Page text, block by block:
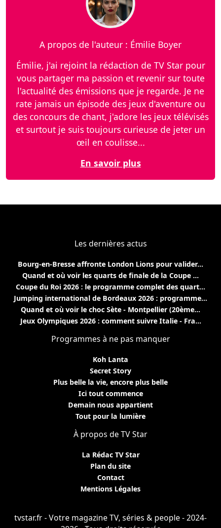
A propos de l'auteur : Émilie Boyer
Émilie, j'ai rejoint la rédaction de TV Star pour
vous partager ma passion et revenir sur toute
l'actualité des émissions que je regarde. Je ne
rate jamais un épisode des jeux d'aventure ou
des concours de chant, j'adore les jeux télévisés
et surtout je suis toujours curieuse de jeter un
œil en coulisse...
En savoir plus
Les dernières actus
Bourg-en-Bresse affronte London Lions pour valider...
Quand et où voir les quarts de finale de la Coupe ...
Coupe du Roi 2026 : le programme complet des quart...
Jumping international de Bordeaux 2026 : programme...
Quand et où voir le choc Sète - Montpellier (20ème...
Jeux Olympiques 2026 : comment suivre Italie - Fra...
Programmes à ne pas manquer
Koh Lanta
Secret Story
Plus belle la vie, encore plus belle
Ici tout commence
Demain nous appartient
Tout pour la lumière
À propos de TV Star
La Rédac TV Star
Plan du site
Contact
Mentions Légales
tvstar.fr - Votre magazine TV, séries & people - 2024-